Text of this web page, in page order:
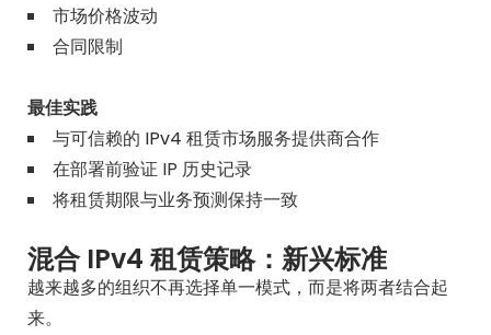
市场价格波动
合同限制
最佳实践
与可信赖的 IPv4 租赁市场服务提供商合作
在部署前验证 IP 历史记录
将租赁期限与业务预测保持一致
混合 IPv4 租赁策略：新兴标准
越来越多的组织不再选择单一模式，而是将两者结合起
来。